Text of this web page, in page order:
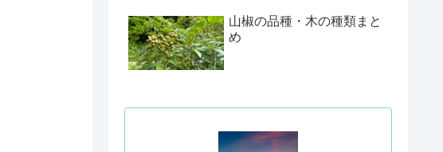
山椒の品種・木の種類まと
め